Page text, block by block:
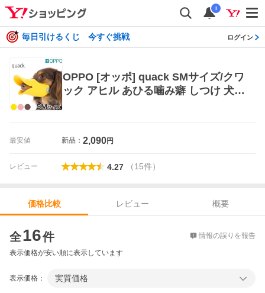
i
毎日引けるくじ 今すぐ挑戦 ログイン
OPPO [オッポ] quack SMサイズ/クワ
ック アヒル あひる噛み癖 しつけ 犬用
最安値 新品： 2,090円
レビュー 4.27 （15件）
価格比較 レビュー
概要
全16件 情報の誤りを報告
表示価格が安い順に表示しています
表示価格： 実質価格